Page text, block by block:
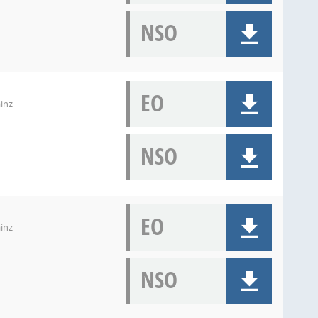
NSO
EO
NSO
EO
NSO